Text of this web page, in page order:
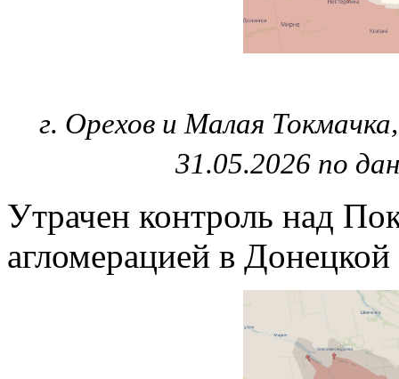
г. Орехов и Малая
31.05.2026 по
Утрачен контроль над
агломерацией в Донецкой